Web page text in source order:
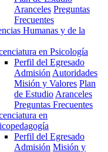
Aranceles Preguntas
Frecuentes
Humanas y de la
en Psicología
Perfil del Egresado
Admisión Autoridades
Misión y Valores Plan
de Estudio Aranceles
Preguntas Frecuentes
en
Perfil del Egresado
Admisión Misión y